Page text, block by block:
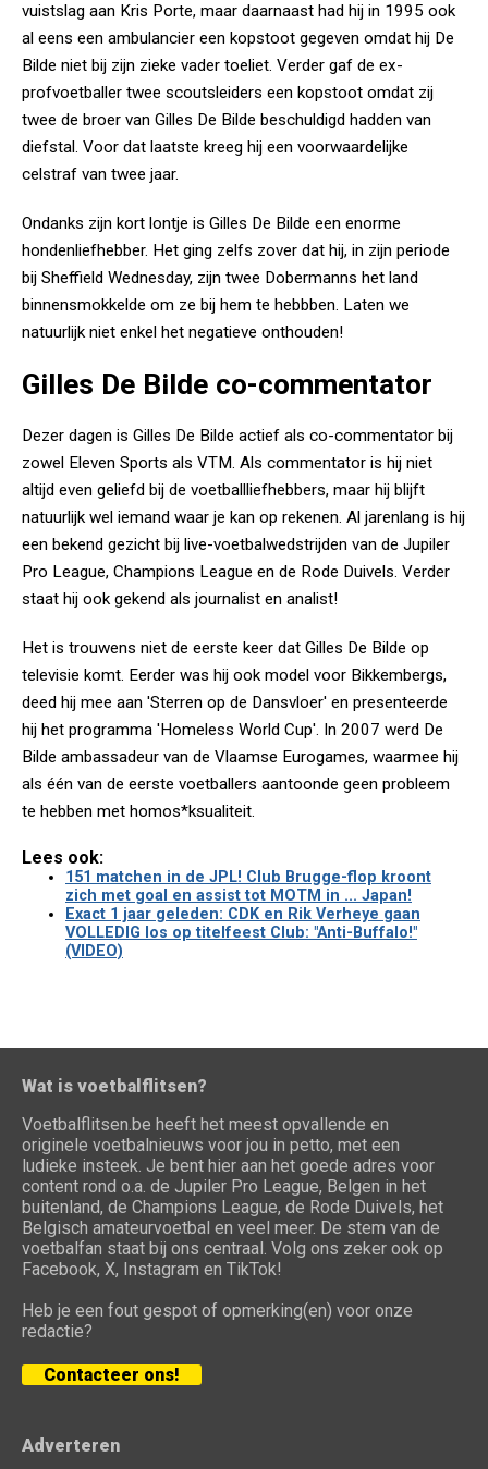
vuistslag aan Kris Porte, maar daarnaast had hij in 1995 ook
al eens een ambulancier een kopstoot gegeven omdat hij De
Bilde niet bij zijn zieke vader toeliet. Verder gaf de ex-
profvoetballer twee scoutsleiders een kopstoot omdat zij
twee de broer van Gilles De Bilde beschuldigd hadden van
diefstal. Voor dat laatste kreeg hij een voorwaardelijke
celstraf van twee jaar.
Ondanks zijn kort lontje is Gilles De Bilde een enorme
hondenliefhebber. Het ging zelfs zover dat hij, in zijn periode
bij Sheffield Wednesday, zijn twee Dobermanns het land
binnensmokkelde om ze bij hem te hebbben. Laten we
natuurlijk niet enkel het negatieve onthouden!
Gilles De Bilde co-commentator
Dezer dagen is Gilles De Bilde actief als co-commentator bij
zowel Eleven Sports als VTM. Als commentator is hij niet
altijd even geliefd bij de voetballliefhebbers, maar hij blijft
natuurlijk wel iemand waar je kan op rekenen. Al jarenlang is hij
een bekend gezicht bij live-voetbalwedstrijden van de Jupiler
Pro League, Champions League en de Rode Duivels. Verder
staat hij ook gekend als journalist en analist!
Het is trouwens niet de eerste keer dat Gilles De Bilde op
televisie komt. Eerder was hij ook model voor Bikkembergs,
deed hij mee aan 'Sterren op de Dansvloer' en presenteerde
hij het programma 'Homeless World Cup'. In 2007 werd De
Bilde ambassadeur van de Vlaamse Eurogames, waarmee hij
als één van de eerste voetballers aantoonde geen probleem
te hebben met homos*ksualiteit.
Lees ook:
151 matchen in de JPL! Club Brugge-flop kroont
zich met goal en assist tot MOTM in ... Japan!
Exact 1 jaar geleden: CDK en Rik Verheye gaan
VOLLEDIG los op titelfeest Club: "Anti-Buffalo!"
(VIDEO)
Wat is voetbalflitsen?
Voetbalflitsen.be heeft het meest opvallende en
originele voetbalnieuws voor jou in petto, met een
ludieke insteek. Je bent hier aan het goede adres voor
content rond o.a. de Jupiler Pro League, Belgen in het
buitenland, de Champions League, de Rode Duivels, het
Belgisch amateurvoetbal en veel meer. De stem van de
voetbalfan staat bij ons centraal. Volg ons zeker ook op
Facebook, X, Instagram en TikTok!
Heb je een fout gespot of opmerking(en) voor onze
redactie?
Contacteer ons!
Adverteren